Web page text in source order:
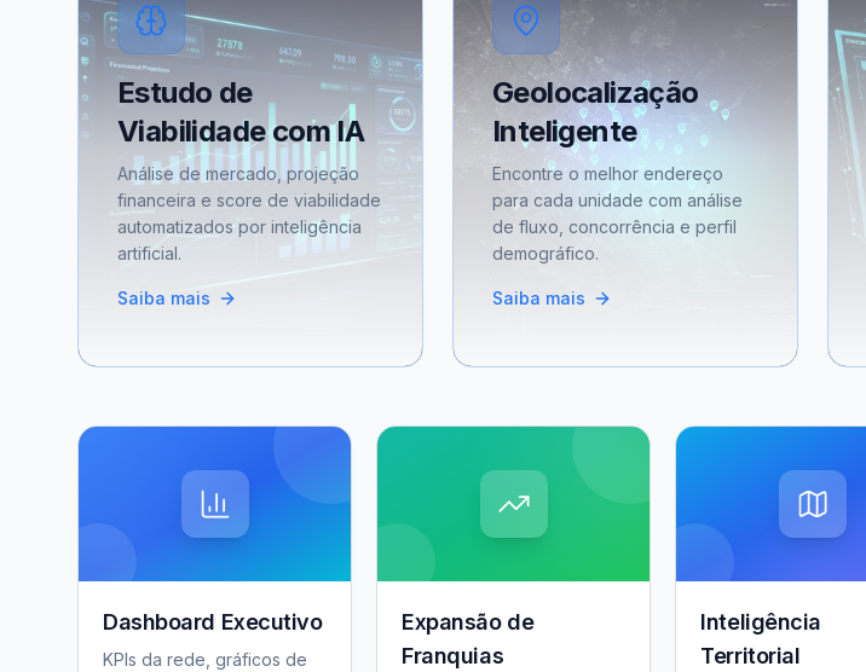
Estudo de
Viabilidade com IA
Análise de mercado, projeção
financeira e score de viabilidade
automatizados por inteligência
artificial.
Saiba mais
Geolocalização
Inteligente
Encontre o melhor endereço
para cada unidade com análise
de fluxo, concorrência e perfil
demográfico.
Saiba mais
Dashboard Executivo
KPIs da rede, gráficos de
Expansão de
Franquias
Inteligência
Territorial